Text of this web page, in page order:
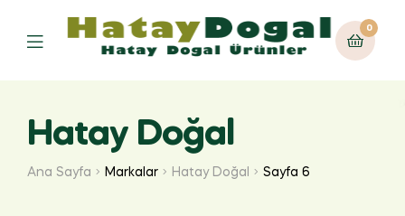
0
Hatay Doğal
Ana Sayfa Markalar Hatay Doğal Sayfa 6